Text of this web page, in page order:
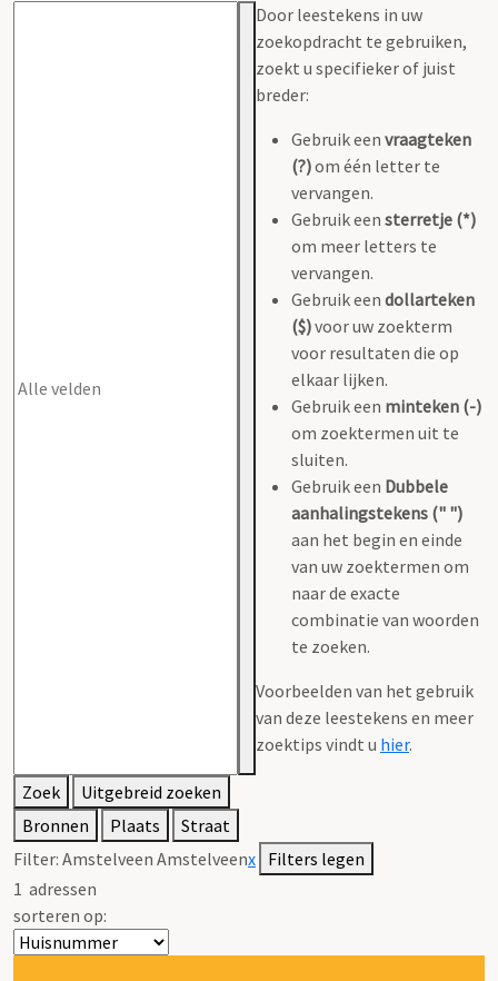
Door leestekens in uw
zoekopdracht te gebruiken,
zoekt u specifieker of juist
breder:
Gebruik een vraagteken
(?)om één letter te
vervangen.
Gebruik een sterretje (*)
om meer letters te
vervangen.
Gebruik een dollarteken
($)voor uw zoekterm
voor resultaten die op
elkaar lijken.
Gebruik een minteken (-)
om zoektermen uit te
sluiten.
Gebruik een Dubbele
aanhalingstekens (" ")
aan het begin en einde
van uw zoektermen om
naar de exacte
combinatie van woorden
te zoeken.
Voorbeelden van het gebruik
van deze leestekens en meer
zoektips vindt u hier.
Zoek
Uitgebreid zoeken
Bronnen
Plaats
Straat
Filter: Amstelveen Amstelveenx Filters legen
1 adressen
sorteren op: